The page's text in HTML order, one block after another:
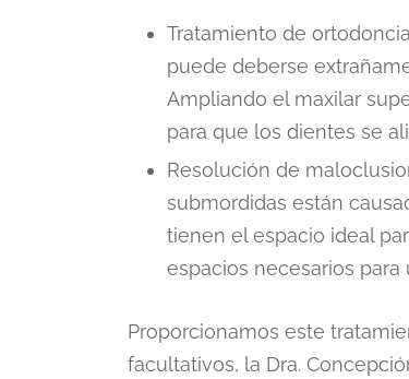
Tratamiento de
puede deberse
Ampliando el maxilar
para que los dientes se
Resolución de
submordidas están
tienen el espacio ideal
espacios necesarios
Proporcionamos este
facultativos, la Dra.